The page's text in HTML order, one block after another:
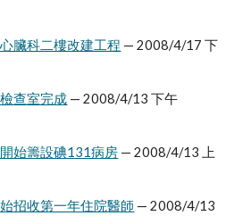
臟科二樓改建工程 — 2008/4/17 下
查室完成 — 2008/4/13 下午
始籌設碘131病房 — 2008/4/13 上
招收第一年住院醫師 — 2008/4/13